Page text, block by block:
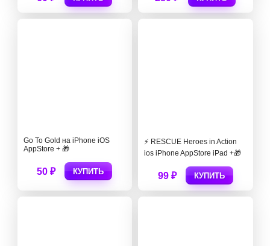
Go To Gold на iPhone iOS
AppStore + 🎁
50 ₽ КУПИТЬ
⚡️ RESCUE Heroes in Action
ios iPhone AppStore iPad +🎁
99 ₽ КУПИТЬ